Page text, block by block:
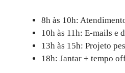
8h às 10h:
10h às 11h: E-mails e
13h às 15h: Projeto
18h: Jantar + tempo